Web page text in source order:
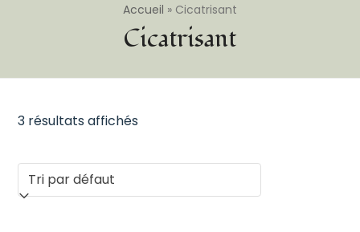
Cicatrisant
Accueil » Cicatrisant
3 résultats affichés